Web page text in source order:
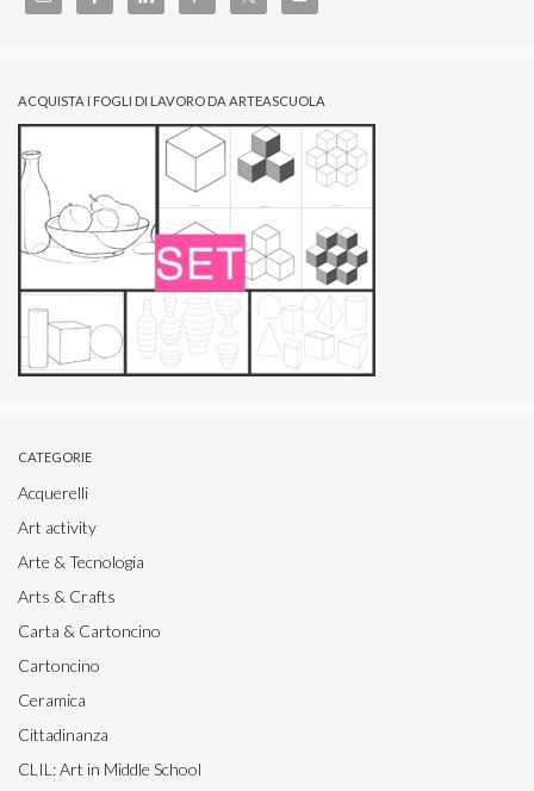
ACQUISTA I FOGLI DI LAVORO DA ARTEASCUOLA
CATEGORIE
Acquerelli
Art activity
Arte & Tecnologia
Arts & Crafts
Carta & Cartoncino
Cartoncino
Ceramica
Cittadinanza
CLIL: Art in Middle School